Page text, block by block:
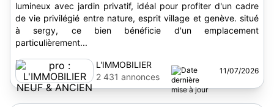
lumineux avec jardin privatif, idéal pour profiter d'un cadre
de vie privilégié entre nature, esprit village et genève. situé
à sergy, ce bien bénéficie d'un emplacement
particulièrement...
L'IMMOBILIER
NEUF & ANCIEN
2 431 annonces
11/07/2026